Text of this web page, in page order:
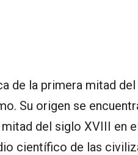
de la primera mitad
Su origen se
del siglo XVIII en
científico de las